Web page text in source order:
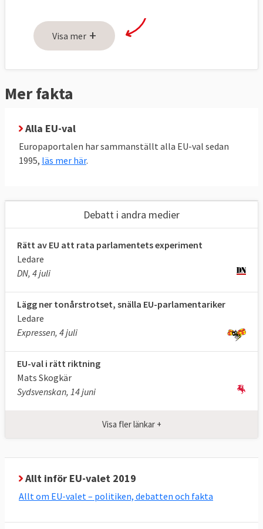
SVENSKA KANDIDATER I EU-VALET
Nio större partier ställer upp 331
kandidater till 21 platser i
Europaparlamentet.Se alla större partiers
kandidater.
Ytterligare 76 svenska mindre partier är
deras kandidater
Kandidater till ordförande i EU-
kommissionen, så kallade
för EU-kommissionen genom EU-valet. Det
nyvalda Europaparlamentet väljer
Partigrupperna nedan står i nuvarande
storleksordning i förhållande till antalet
Visa mer +
Mer fakta
Alla EU-val
Europaportalen har sammanställt alla EU-val sedan
1995, läs mer här.
Debatt i andra medier
Rätt av EU att rata parlamentets experiment
Ledare
DN, 4 juli
Lägg ner tonårstrotset, snälla EU-parlamentariker
Ledare
Expressen, 4 juli
EU-val i rätt riktning
Mats Skogkär
Sydsvenskan, 14 juni
Visa fler länkar +
Allt inför EU-valet 2019
Allt om EU-valet – politiken, debatten och fakta